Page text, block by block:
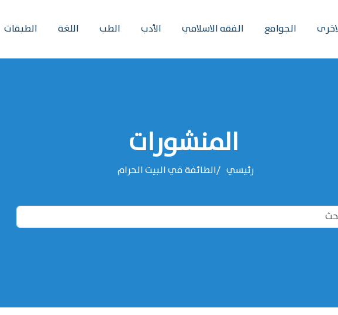
الجوامع الفقه الاسلامي الأدب الطب اللغة الطبقات
المنشورات
رئيسي الطائفة في البيت الحرام